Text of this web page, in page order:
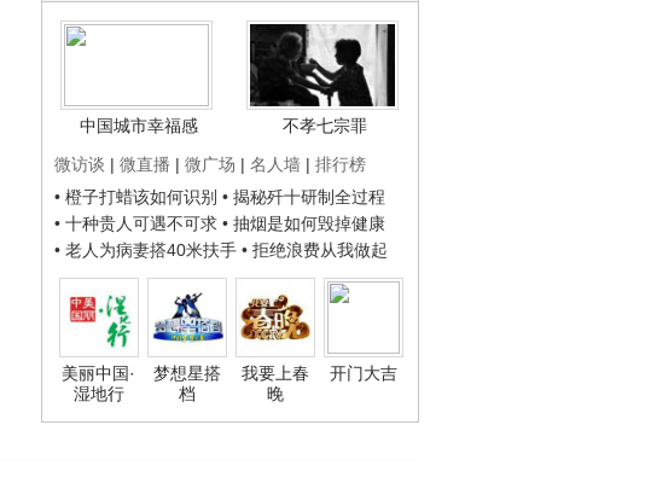
中国城市幸福感
不孝七宗罪
微访谈 | 微直播 | 微广场 | 名人墙 | 排行榜
• 橙子打蜡该如何识别 • 揭秘歼十研制全过程
• 十种贵人可遇不可求 • 抽烟是如何毁掉健康
• 老人为病妻搭40米扶手 • 拒绝浪费从我做起
美丽中国·
湿地行
梦想星搭
档
我要上春
晚
开门大吉